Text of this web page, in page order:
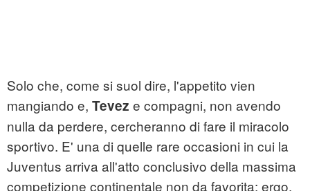
Solo che, come si suol dire, l'appetito vien
mangiando e, Tevez e compagni, non avendo
nulla da perdere, cercheranno di fare il miracolo
sportivo. E' una di quelle rare occasioni in cui la
Juventus arriva all'atto conclusivo della massima
competizione continentale non da favorita: ergo,